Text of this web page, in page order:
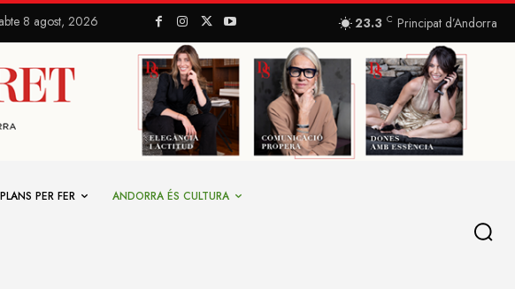
8 agost, 2026 23.3 C Principat d’Andorra
PLANS PER FER ANDORRA ÉS CULTURA